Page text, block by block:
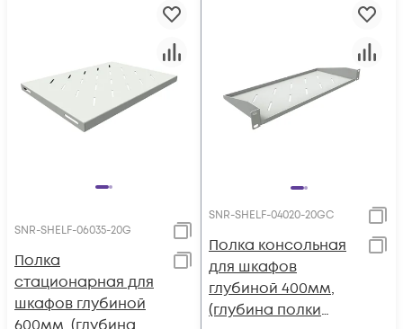
SNR-SHELF-06035-20G
Полка
стационарная для
шкафов глубиной
SNR-SHELF-04020-20GC
Полка консольная
для шкафов
глубиной 400мм,
(глубина полки